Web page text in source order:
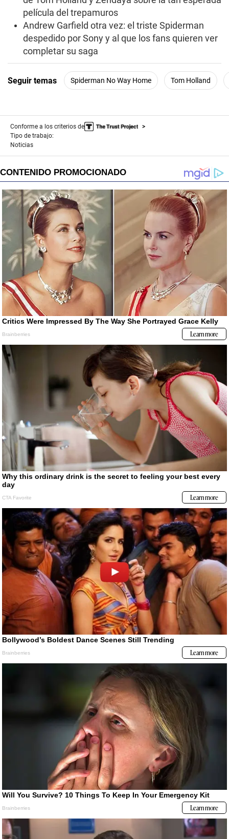
película del trepamuros
Andrew Garfield otra vez: el triste Spiderman
despedido por Sony y al que los fans quieren ver
completar su saga
Seguir temas Spiderman No Way Home Tom Holland
Conforme a los criterios de
Tipo de trabajo:
Noticias